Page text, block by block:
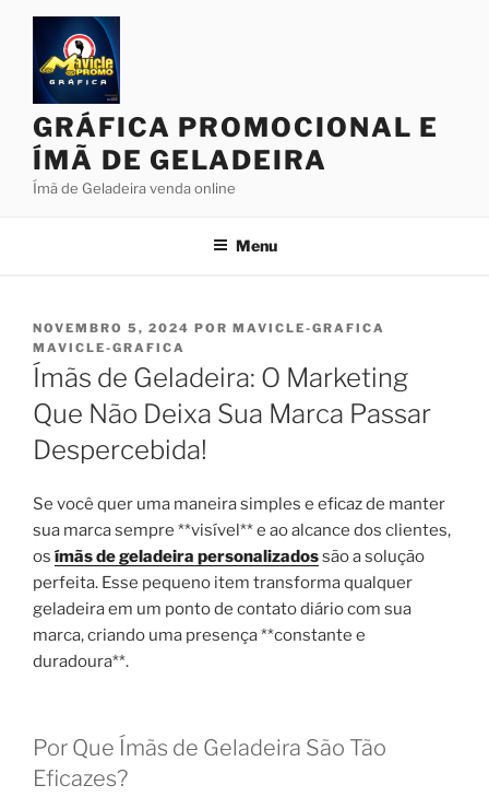
Pular
conteúdo
GRÁFICA PROMOCIONAL E
ÍMÃ DE GELADEIRA
Ímã de Geladeira venda online
Menu
PUBLICADO
EM
NOVEMBRO 5, 2024 POR MAVICLE-GRAFICA
MAVICLE-GRAFICA
Ímãs de Geladeira: O Marketing
Que Não Deixa Sua Marca Passar
Despercebida!
Se você quer uma maneira simples e eficaz de manter
sua marca sempre **visível** e ao alcance dos clientes,
os ímãs de geladeira personalizadossão a solução
perfeita. Esse pequeno item transforma qualquer
geladeira em um ponto de contato diário com sua
marca, criando uma presença **constante e
duradoura**.
Por Que Ímãs de Geladeira São Tão
Eficazes?